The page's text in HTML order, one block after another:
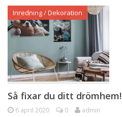
Inredning / Dekoration
Så fixar du ditt drömhem!
6 april 2020 0 admin